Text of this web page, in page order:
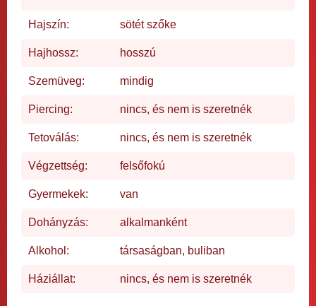
Hajszín: sötét szőke
Hajhossz: hosszú
Szemüveg: mindig
Piercing: nincs, és nem is szeretnék
Tetoválás: nincs, és nem is szeretnék
Végzettség: felsőfokú
Gyermekek: van
Dohányzás: alkalmanként
Alkohol: társaságban, buliban
Háziállat: nincs, és nem is szeretnék